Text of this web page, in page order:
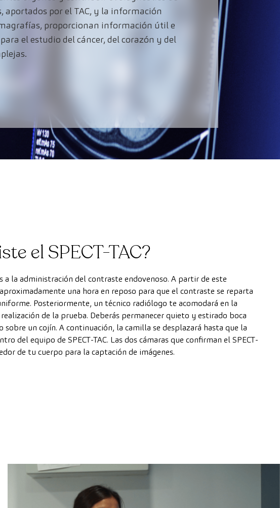
aportados por el TAC, y la información
proporcionan información útil e
el estudio del cáncer, del corazón y del
el SPECT-TAC?
a la administración del contraste endovenoso. A partir de este
una hora en reposo para que el contraste se reparta
Posteriormente, un técnico radiólogo te acomodará en la
realización de la prueba. Deberás permanecer quieto y estirado boca
sobre un cojín. A continuación, la camilla se desplazará hasta que la
del equipo de SPECT-TAC. Las dos cámaras que confirman el SPECT-
de tu cuerpo para la captación de imágenes.